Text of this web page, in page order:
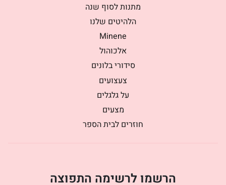
מתנות לסוף שנה
הלהיטים שלנו
Minene
אלכוהול
סידורי בלונים
צעצועים
על גלגלים
מצעים
חוזרים לבית הספר
הרשמו לרשימה התפוצה